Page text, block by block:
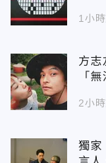
1小
方
「
2小
獨家